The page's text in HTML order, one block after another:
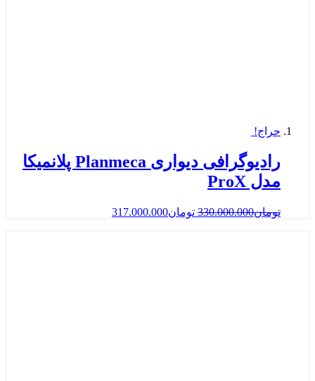
حراج!
رادیوگرافی دیواری Planmeca پلانمیکا
مدل ProX
تومان330.000.000 تومان317.000.000